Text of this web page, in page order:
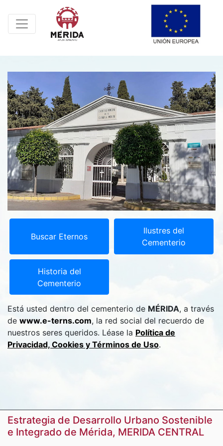
Buscar Eternos
Ilustres del
Cementerio
Historia del
Cementerio
Está usted dentro del cementerio de MÉRIDA, a través
de www.e-terns.com, la red social del recuerdo de
nuestros seres queridos. Léase la Política de
Privacidad, Cookies y Términos de Uso.
Estrategia de Desarrollo Urbano Sostenible
e Integrado de Mérida, MERIDA CENTRAL